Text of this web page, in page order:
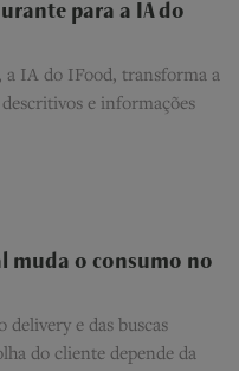
para a IA do
a IA do IFood, transforma a
e informações
muda o consumo no
delivery e das buscas
do cliente depende da